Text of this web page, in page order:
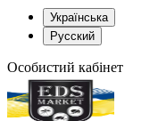
Українська
Русский
Особистий кабінет